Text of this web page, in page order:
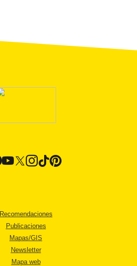
Recomendaciones
Publicaciones
Mapas/GIS
Newsletter
Mapa web